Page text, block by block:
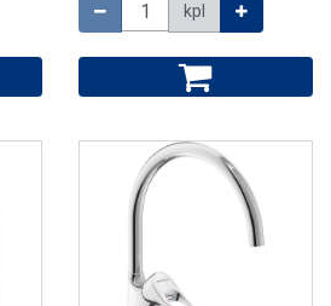
kpl